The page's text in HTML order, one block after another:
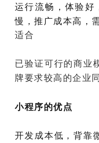
运行流畅，体验好
慢，推广成本高，
适合
已验证可行的商业
牌要求较高的企业
小程序的优点
开发成本低，背靠